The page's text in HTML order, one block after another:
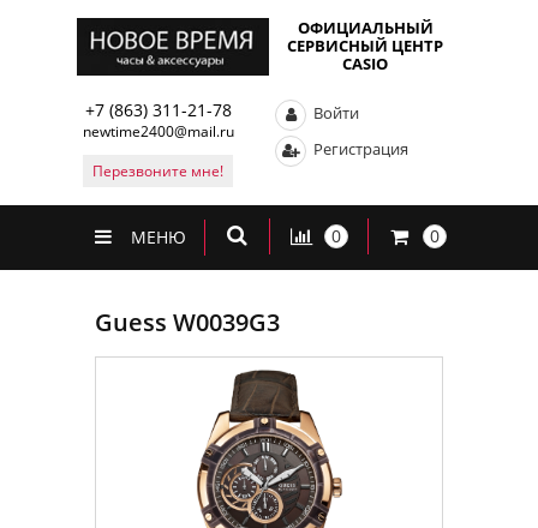
ОФИЦИАЛЬНЫЙ
СЕРВИСНЫЙ ЦЕНТР
CASIO
+7 (863) 311-21-78
newtime2400@mail.ru
Перезвоните мне!
Войти
Регистрация
МЕНЮ 0 0
Guess W0039G3